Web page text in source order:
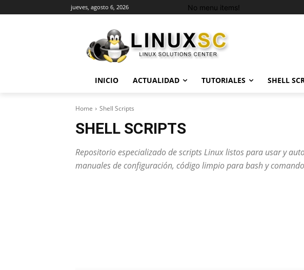
jueves, agosto 6, 2026 No menu items!
INICIO ACTUALIDAD TUTORIALES SHELL
Home Shell Scripts
SHELL SCRIPTS
Repositorio especializado de scripts Linux listos para usar y
manuales de configuración, código limpio para bash y